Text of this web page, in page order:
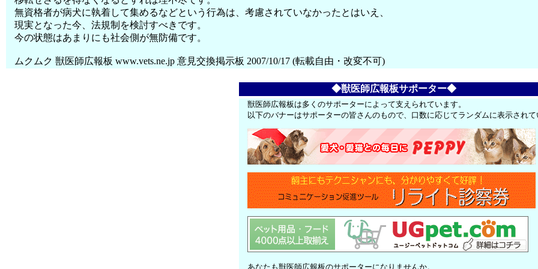
無資格者が病犬に執着して集めるなどという行為は、考慮されていなかったとはいえ、
現実となった今、法規制を検討すべきです。
今の状態はあまりにも社会側が無防備です。
ムクムク 獣医師広報板 www.vets.ne.jp 意見交換掲示板 2007/10/17 (転載自由・改変不可)
◆獣医師広報板サポーター◆
獣医師広報板は多くのサポーターによって支えられています。
以下のバナーはサポーターの皆さんのもので、口数に応じてランダムに表示され
あなたも獣医師広報板のサポーターになりませんか。